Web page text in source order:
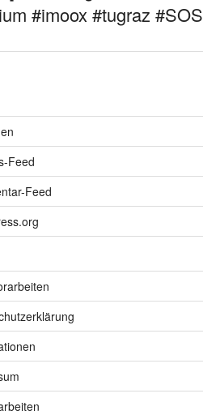
#imoox #tugraz #SOS
Feed
Feed